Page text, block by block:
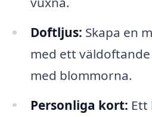
Doftljus: Skapa en
med ett
med blommorna.
Personliga kort: Ett